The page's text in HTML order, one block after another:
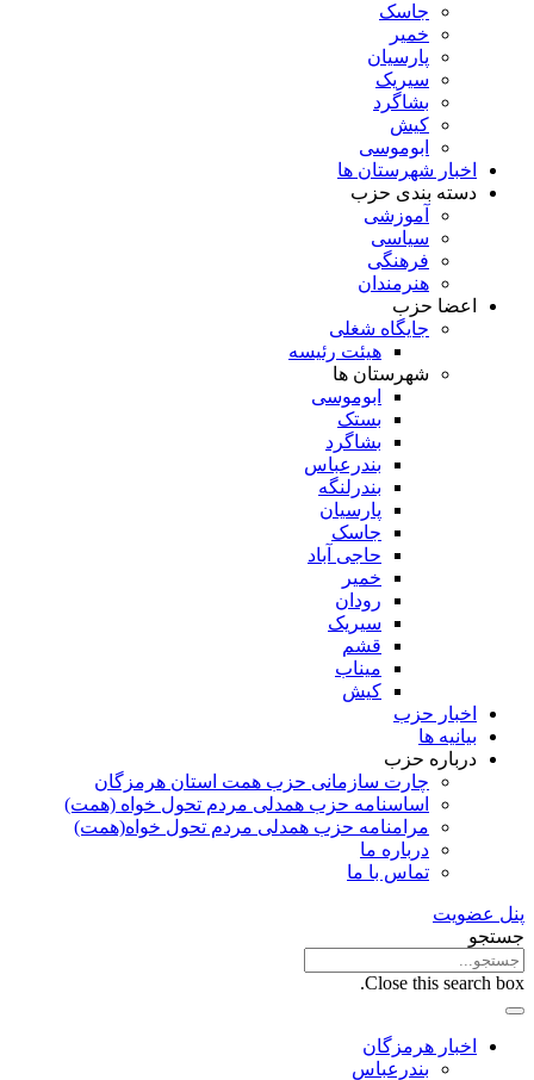
جاسک
خمیر
پارسیان
سیریک
بشاگرد
کیش
ابوموسی
اخبار شهرستان ها
دسته بندی حزب
آموزشی
سیاسی
فرهنگی
هنرمندان
اعضا حزب
جایگاه شغلی
هیئت رئیسه
شهرستان ها
ابوموسی
بستک
بشاگرد
بندرعباس
بندرلنگه
پارسیان
جاسک
حاجی آباد
خمیر
رودان
سیریک
قشم
میناب
کیش
اخبار حزب
بیانیه ها
درباره حزب
چارت سازمانی حزب همت استان هرمزگان
اساسنامه حزب همدلی مردم تحول خواه (همت)
مرامنامه حزب همدلی مردم تحول خواه(همت)
درباره ما
تماس با ما
پنل عضویت
جستجو
Close this search box.
اخبار هرمزگان
بندرعباس